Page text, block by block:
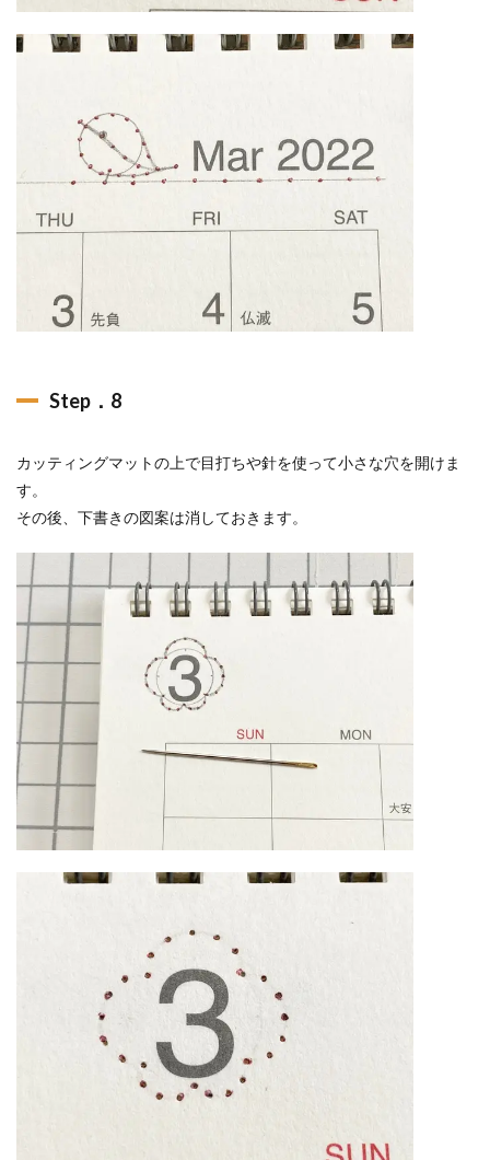
Step．8
カッティングマットの上で目打ちや針を使って小さな穴を開けま
す。
その後、下書きの図案は消しておきます。